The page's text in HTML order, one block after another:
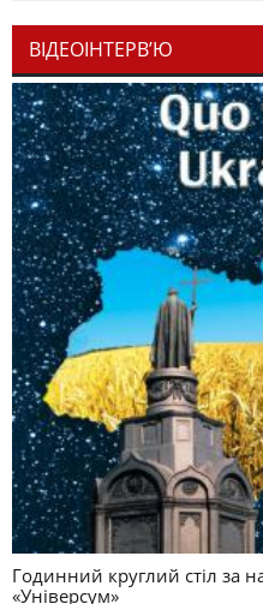
ВІДЕОІНТЕРВ’Ю
Годинний круглий стіл за
«Універсум»